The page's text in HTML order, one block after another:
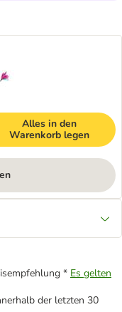
Alles in den
Warenkorb legen
* Es gelten
der letzten 30